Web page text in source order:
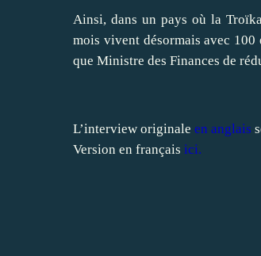
Ainsi, dans un pays où la
mois vivent désormais avec
que Ministre des Finances de
L’interview originale en anglais
Version en français ici.